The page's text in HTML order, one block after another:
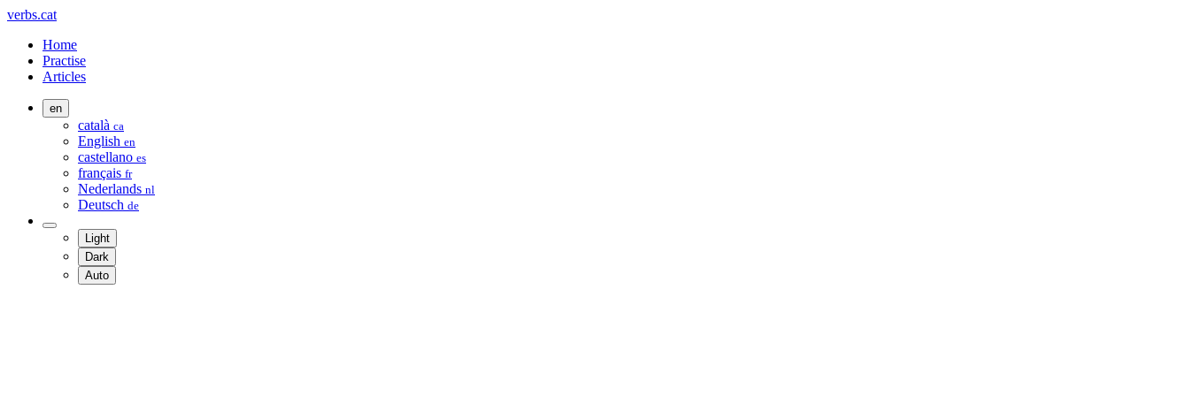
verbs.cat
Home
Practise
Articles
en
català ca
English en
castellano es
français fr
Nederlands nl
Deutsch de
Light
Dark
Auto